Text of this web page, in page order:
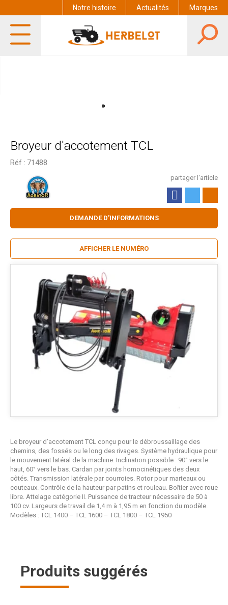
Notre histoire Actualités Marques
Broyeur d'accotement TCL
Réf : 71488
partager l'article
Le broyeur d’accotement TCL conçu pour le débroussaillage des
chemins, des fossés ou le long des rivages. Système hydraulique pour
le mouvement latéral de la machine. Inclination possible : 90° vers le
haut, 60° vers le bas. Cardan par joints homocinétiques des deux
côtés. Transmission latérale par courroies. Rotor pour marteaux ou
couteaux. Contrôle de la hauteur par patins et rouleau. Boîtier avec roue
libre. Attelage catégorie II. Puissance de tracteur nécessaire de 50 à
100 cv. Largeurs de travail de 1,4 m à 1,95 m en fonction du modèle.
Modèles : TCL 1400 – TCL 1600 – TCL 1800 – TCL 1950
DEMANDE D'INFORMATIONS
AFFICHER LE NUMÉRO
Produits suggérés